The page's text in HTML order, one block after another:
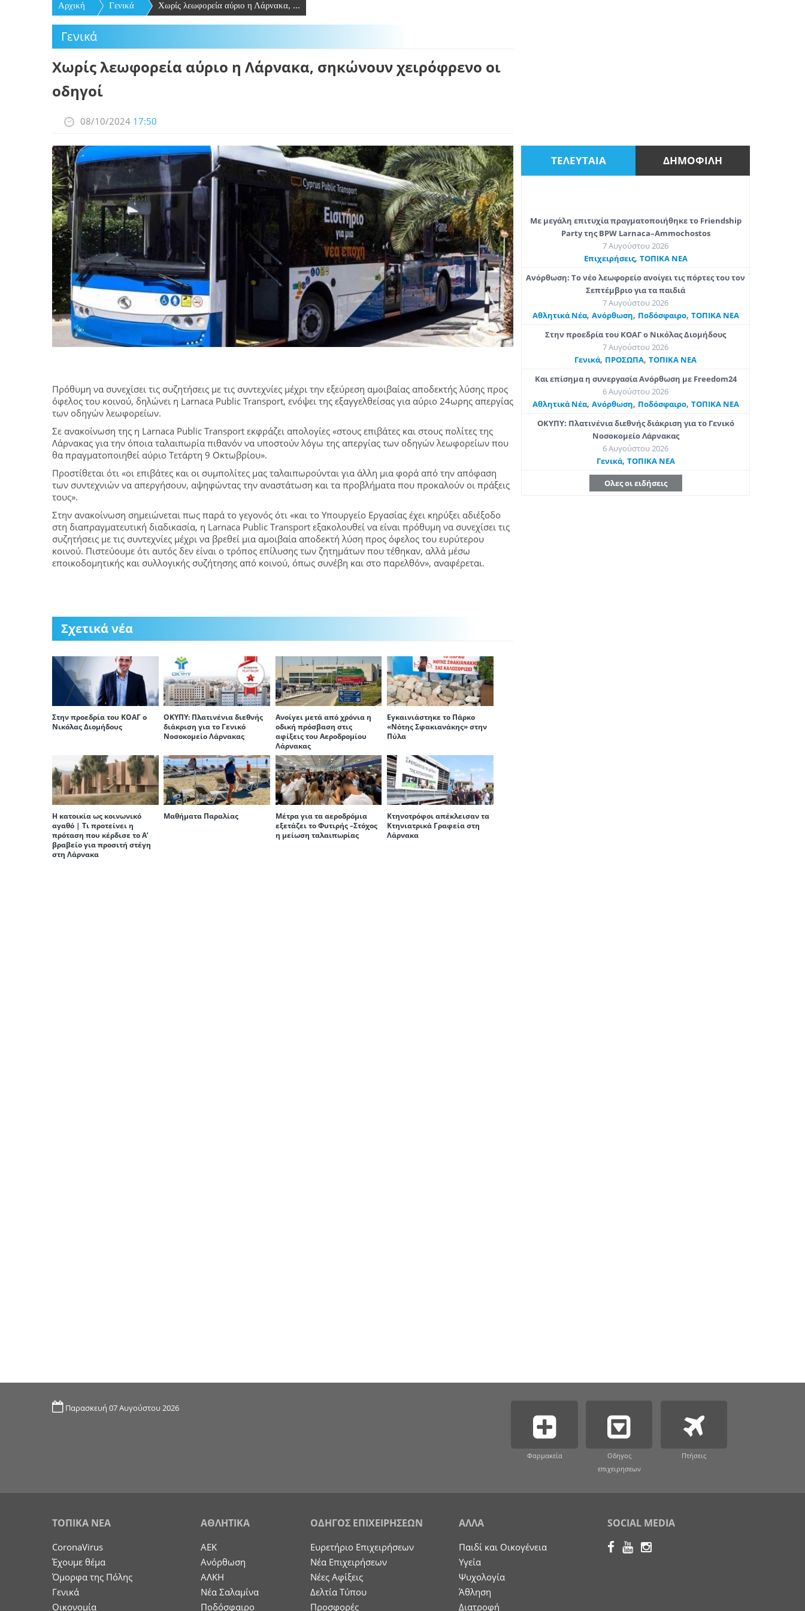
Αρχική Γενικά Χωρίς λεωφορεία αύριο η Λάρνακα, ...
Γενικά
Χωρίς λεωφορεία αύριο η Λάρνακα, σηκώνουν χειρόφρενο οι
οδηγοί
08/10/2024 17:50
Πρόθυμη να συνεχίσει τις συζητήσεις με τις συντεχνίες μέχρι την εξεύρεση αμοιβαίας αποδεκτής λύσης προς
όφελος του κοινού, δηλώνει η Larnaca Public Transport, ενόψει της εξαγγελθείσας για αύριο 24ωρης απεργίας
των οδηγών λεωφορείων.
Σε ανακοίνωση της η Larnaca Public Transport εκφράζει απολογίες «στους επιβάτες και στους πολίτες της
Λάρνακας για την όποια ταλαιπωρία πιθανόν να υποστούν λόγω της απεργίας των οδηγών λεωφορείων που
θα πραγματοποιηθεί αύριο Τετάρτη 9 Οκτωβρίου».
Προστίθεται ότι «οι επιβάτες και οι συμπολίτες μας ταλαιπωρούνται για άλλη μια φορά από την απόφαση
των συντεχνιών να απεργήσουν, αψηφώντας την αναστάτωση και τα προβλήματα που προκαλούν οι πράξεις
τους».
Στην ανακοίνωση σημειώνεται πως παρά το γεγονός ότι «και το Υπουργείο Εργασίας έχει κηρύξει αδιέξοδο
στη διαπραγματευτική διαδικασία, η Larnaca Public Transport εξακολουθεί να είναι πρόθυμη να συνεχίσει τις
συζητήσεις με τις συντεχνίες μέχρι να βρεθεί μια αμοιβαία αποδεκτή λύση προς όφελος του ευρύτερου
κοινού. Πιστεύουμε ότι αυτός δεν είναι ο τρόπος επίλυσης των ζητημάτων που τέθηκαν, αλλά μέσω
εποικοδομητικής και συλλογικής συζήτησης από κοινού, όπως συνέβη και στο παρελθόν», αναφέρεται.
Σχετικά νέα
Στην προεδρία του ΚΟΑΓ ο
Νικόλας Διομήδους
ΟΚΥΠΥ: Πλατινένια διεθνής
διάκριση για το Γενικό
Νοσοκομείο Λάρνακας
Ανοίγει μετά από χρόνια η
οδική πρόσβαση στις
αφίξεις του Αεροδρομίου
Λάρνακας
Εγκαινιάστηκε το Πάρκο
«Νότης Σφακιανάκης» στην
Πύλα
Η κατοικία ως κοινωνικό
αγαθό | Τι προτείνει η
πρόταση που κέρδισε το Α’
βραβείο για προσιτή στέγη
στη Λάρνακα
Μαθήματα Παραλίας
Μέτρα για τα αεροδρόμια
εξετάζει το Φυτιρής –Στόχος
η μείωση ταλαιπωρίας
Κτηνοτρόφοι απέκλεισαν τα
Κτηνιατρικά Γραφεία στη
Λάρνακα
ΤΕΛΕΥΤΑΙΑ ΔΗΜΟΦΙΛΗ
Με μεγάλη επιτυχία πραγματοποιήθηκε το Friendship
Party της BPW Larnaca–Ammochostos
7 Αυγούστου 2026
Επιχειρήσεις, ΤΟΠΙΚΑ ΝΕΑ
Ανόρθωση: Το νέο λεωφορείο ανοίγει τις πόρτες του τον
Σεπτέμβριο για τα παιδιά
7 Αυγούστου 2026
Αθλητικά Νέα, Ανόρθωση, Ποδόσφαιρο, ΤΟΠΙΚΑ ΝΕΑ
Στην προεδρία του ΚΟΑΓ ο Νικόλας Διομήδους
7 Αυγούστου 2026
Γενικά, ΠΡΟΣΩΠΑ,ΤΟΠΙΚΑ ΝΕΑ
Και επίσημα η συνεργασία Ανόρθωση με Freedom24
6 Αυγούστου 2026
Αθλητικά Νέα, Ανόρθωση, Ποδόσφαιρο, ΤΟΠΙΚΑ ΝΕΑ
ΟΚΥΠΥ: Πλατινένια διεθνής διάκριση για το Γενικό
Νοσοκομείο Λάρνακας
6 Αυγούστου 2026
Γενικά, ΤΟΠΙΚΑ ΝΕΑ
Ολες οι ειδήσεις
Παρασκευή 07 Αυγούστου 2026
Φαρμακεία
Οδηγος
επιχειρησεων
Πτήσεις
ΤΟΠΙΚΑ ΝΕΑ
CoronaVirus
Έχουμε θέμα
Όμορφα της Πόλης
Γενικά
Οικονομία
ΑΘΛΗΤΙΚΑ
ΑΕΚ
Ανόρθωση
ΑΛΚΗ
Νέα Σαλαμίνα
Ποδόσφαιρο
ΟΔΗΓΟΣ ΕΠΙΧΕΙΡΗΣΕΩΝ
Ευρετήριο Επιχειρήσεων
Nέα Επιχειρήσεων
Νέες Αφίξεις
Δελτία Τύπου
Προσφορές
ΑΛΛΑ
Παιδί και Οικογένεια
Υγεία
Ψυχολογία
Άθληση
Διατροφή
SOCIAL MEDIA